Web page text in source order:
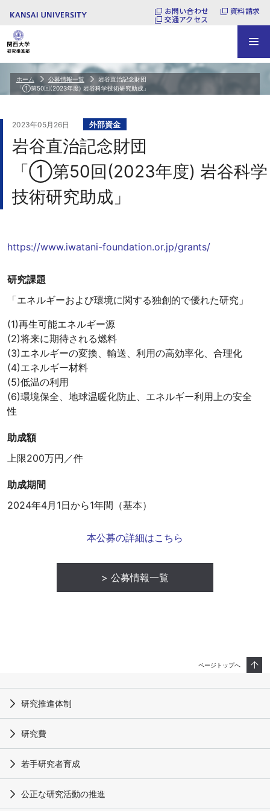
お問い合わせ
資料請求
交通アクセス
ホーム 公募情報一覧
岩谷直治記念財団
「①第50回(2023年度) 岩谷科学技術研究助成」
2023年05月26日 外部資金
岩谷直治記念財団
「①第50回(2023年度) 岩谷科学
技術研究助成」
https://www.iwatani-foundation.or.jp/grants/
研究課題
「エネルギーおよび環境に関する独創的で優れた研究」
(1)再生可能エネルギー源
(2)将来に期待される燃料
(3)エネルギーの変換、輸送、利用の高効率化、合理化
(4)エネルギー材料
(5)低温の利用
(6)環境保全、地球温暖化防止、エネルギー利用上の安全
性
助成額
上限200万円／件
助成期間
2024年4月1日から1年間（基本）
本公募の詳細はこちら
公募情報一覧
ページトップへ
研究推進体制
研究費
若手研究者育成
公正な研究活動の推進